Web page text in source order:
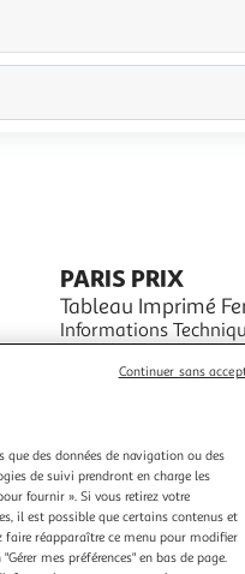
PARIS PRIX
Tableau Imprimé
Informations Techniques : Matière :
Toile Intissée
sur toile Impression
En savoir +
Multicolore
8,99€
que des données de navigation ou des
de suivi prendront en charge les
fournir ». Si vous retirez votre
il est possible que certains contenus et
faire réapparaître ce menu pour modifier
mes préférences" en bas de page.
Continuer sans